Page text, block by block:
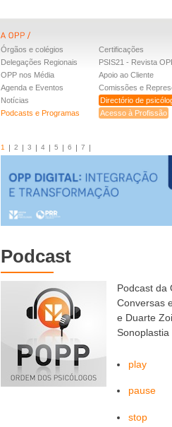
Órgãos e colégios
Delegações Regionais
OPP nos Média
Agenda e Eventos
Notícias
Podcasts e Programas
Certificações
PSIS21 - Revista
Apoio ao Cliente
Comissões e
Directório de
Acesso à Profissão
1 2 3 4 5 6 7
Podcast
Podcast da
Conversas
e Duarte
play
pause
stop